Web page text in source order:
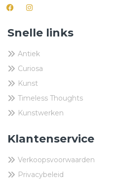
Snelle links
Antiek
Curiosa
Kunst
Timeless Thoughts
Kunstwerken
Klantenservice
Verkoopsvoorwaarden
Privacybeleid